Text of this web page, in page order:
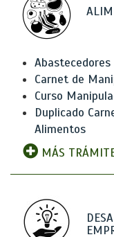
Carnet de
Curso
Duplicado
Alimentos
MÁS